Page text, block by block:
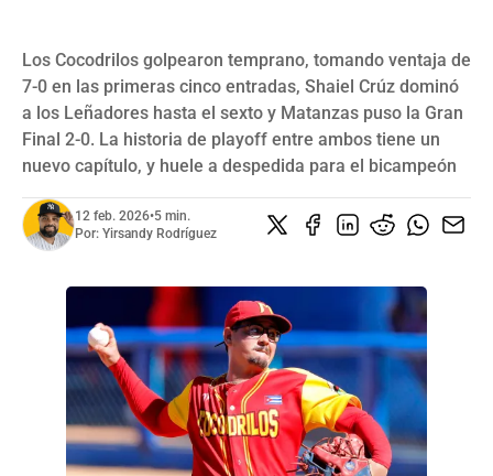
Los Cocodrilos golpearon temprano, tomando ventaja de
7-0 en las primeras cinco entradas, Shaiel Crúz dominó
a los Leñadores hasta el sexto y Matanzas puso la Gran
Final 2-0. La historia de playoff entre ambos tiene un
nuevo capítulo, y huele a despedida para el bicampeón
12 feb. 2026•5 min.
Por: Yirsandy Rodríguez